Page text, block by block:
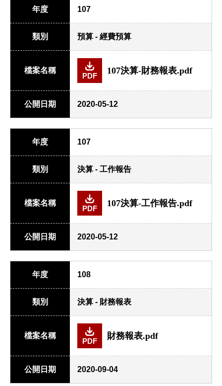
年度 107
類別 預算 - 經費預算
檔案名稱
PDF
107決算-財務報表.pdf
公開日期 2020-05-12
年度 107
類別 決算 - 工作報告
檔案名稱
PDF
107決算-工作報告.pdf
公開日期 2020-05-12
年度 108
類別 決算 - 財務報表
檔案名稱
PDF
財務報表.pdf
公開日期 2020-09-04